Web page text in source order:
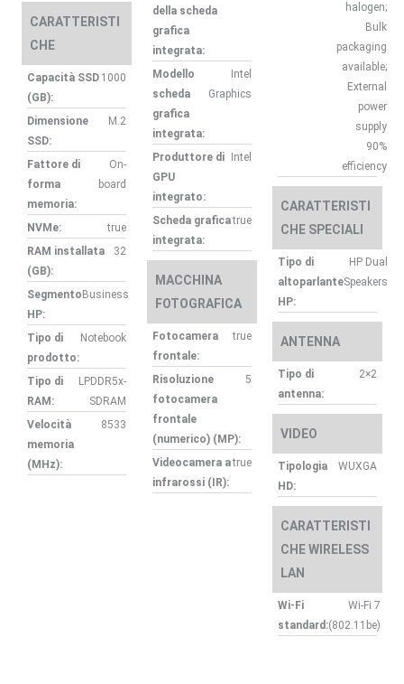
CARATTERISTI
CHE
Capacità SSD
(GB):
1000
Dimensione
SSD:
M.2
Fattore di
forma
memoria:
On-
board
NVMe:
true
RAM installata
(GB):
32
Segmento
HP:
Business
Tipo di
prodotto:
Notebook
Tipo di
RAM:
LPDDR5x-
SDRAM
Velocità
memoria
(MHz):
8533
della scheda
grafica
integrata:
Modello
scheda
grafica
integrata:
Intel
Graphics
Produttore di
GPU
integrato:
Intel
Scheda grafica
integrata:
true
MACCHINA
FOTOGRAFICA
Fotocamera
frontale:
true
Risoluzione
fotocamera
frontale
(numerico) (MP):
5
Videocamera a
infrarossi (IR):
true
halogen;
Bulk
packaging
available;
External
power
supply
90%
efficiency
CARATTERISTI
CHE SPECIALI
Tipo di
altoparlante
HP:
HP Dual
Speakers
ANTENNA
Tipo di
antenna:
2×2
VIDEO
Tipologia
HD:
WUXGA
CARATTERISTI
CHE WIRELESS
LAN
Wi-Fi
standard:
Wi-Fi 7
(802.11be)